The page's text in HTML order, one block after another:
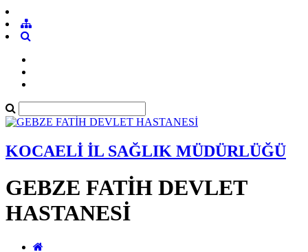
KOCAELİ İL SAĞLIK MÜDÜRLÜĞÜ
GEBZE FATİH DEVLET
HASTANESİ